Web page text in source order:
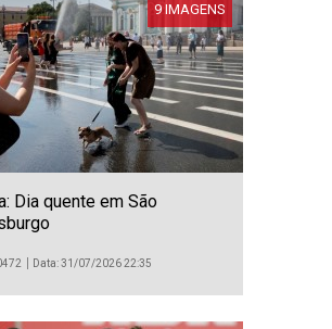
9 IMAGENS
Dia quente em São
Data: 31/07/2026 22:35